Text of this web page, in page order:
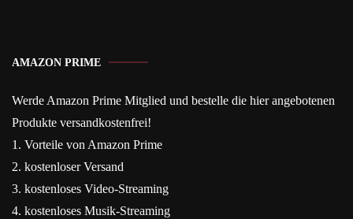
AMAZON PRIME
Werde Amazon Prime Mitglied und bestelle die hier angebotenen
Produkte versandkostenfrei!
1. Vorteile von Amazon Prime
2. kostenloser Versand
3. kostenloses Video-Streaming
4. kostenloses Musik-Streaming